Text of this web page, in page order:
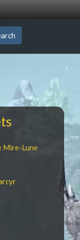
Mire-Lune